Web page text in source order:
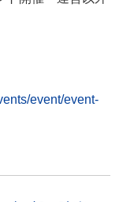
event/event-